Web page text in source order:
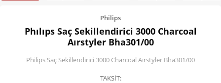
Philips
Phılıps Saç Sekillendirici 3000 Charcoal
Aırstyler Bha301/00
Philips Saç Sekillendirici 3000 Charcoal Aırstyler Bha301/00
TAKSİT